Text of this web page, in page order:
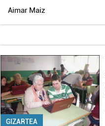
Aimar Maiz
GIZARTEA